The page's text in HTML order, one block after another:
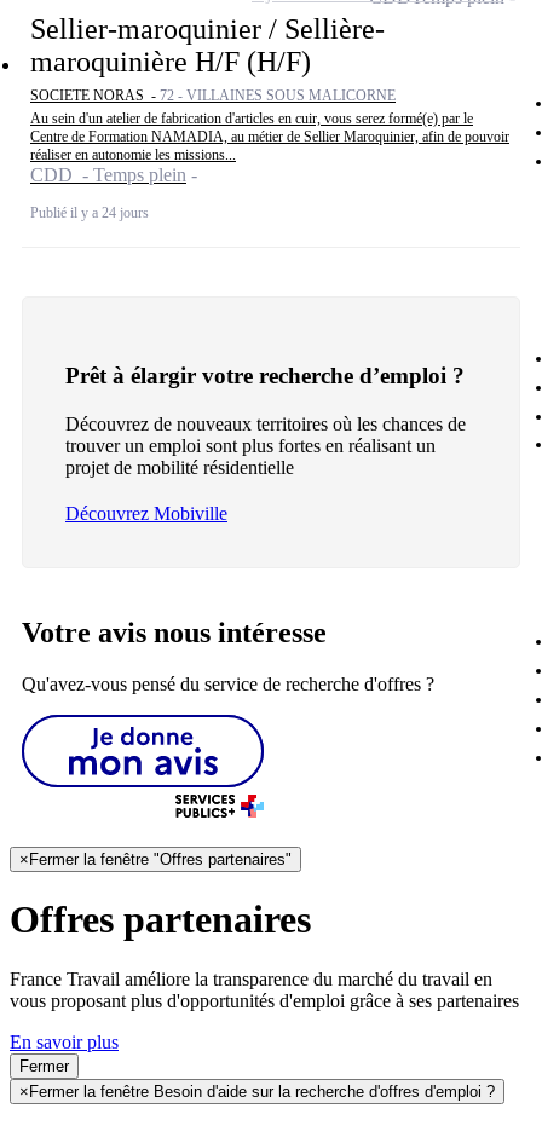
Sellier-maroquinier / Sellière-
maroquinière H/F (H/F)
SOCIETE NORAS - 72 - VILLAINES SOUS MALICORNE
Au sein d'un atelier de fabrication d'articles en cuir, vous serez formé(e) par le
Centre de Formation NAMADIA, au métier de Sellier Maroquinier, afin de pouvoir
réaliser en autonomie les missions...
CDD - Temps plein
Publié il y a 24 jours
Prêt à élargir votre recherche d’emploi ?
Découvrez de nouveaux territoires où les chances de
trouver un emploi sont plus fortes en réalisant un
projet de mobilité résidentielle
Découvrez Mobiville
Votre avis nous intéresse
Qu'avez-vous pensé du service de recherche d'offres ?
× Fermer la fenêtre "Offres partenaires"
Offres partenaires
France Travail améliore la transparence du marché du travail en
vous proposant plus d'opportunités d'emploi grâce à ses partenaires
En savoir plus
Fermer
× Fermer la fenêtre Besoin d'aide sur la recherche d'offres d'emploi ?